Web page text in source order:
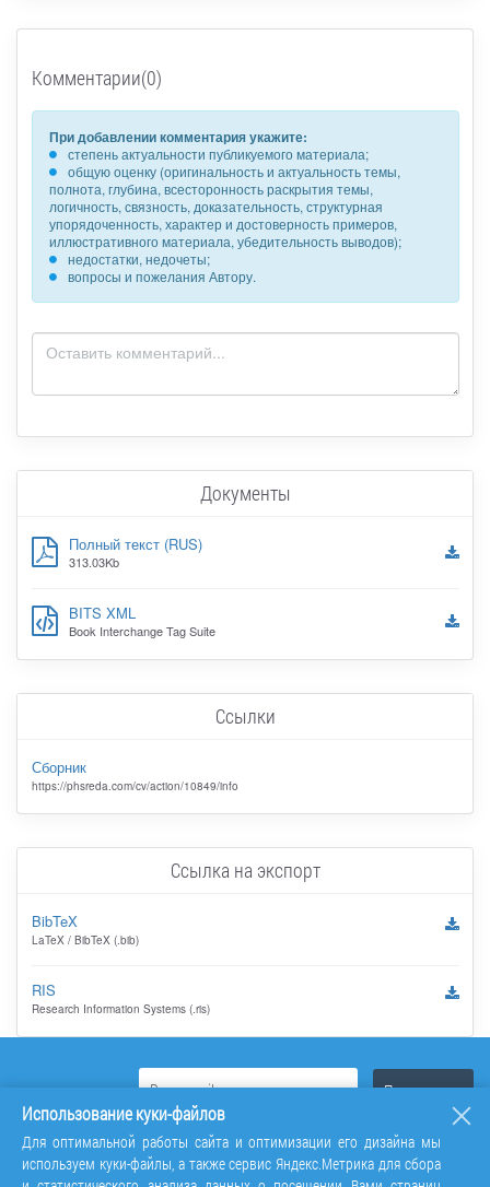
Комментарии(0)
При добавлении комментария укажите:
степень актуальности публикуемого материала;
общую оценку (оригинальность и актуальность темы,
полнота, глубина, всесторонность раскрытия темы,
логичность, связность, доказательность, структурная
упорядоченность, характер и достоверность примеров,
иллюстративного материала, убедительность выводов);
недостатки, недочеты;
вопросы и пожелания Автору.
Документы
Полный текст (RUS)
313.03Kb
BITS XML
Book Interchange Tag Suite
Ссылки
Сборник
https://phsreda.com/cv/action/10849/info
Ссылка на экспорт
BibTeX
LaTeX / BibTeX (.bib)
RIS
Research Information Systems (.ris)
Использование куки-файлов
Для оптимальной работы сайта и оптимизации его дизайна мы
используем куки-файлы, а также сервис Яндекс.Метрика для сбора